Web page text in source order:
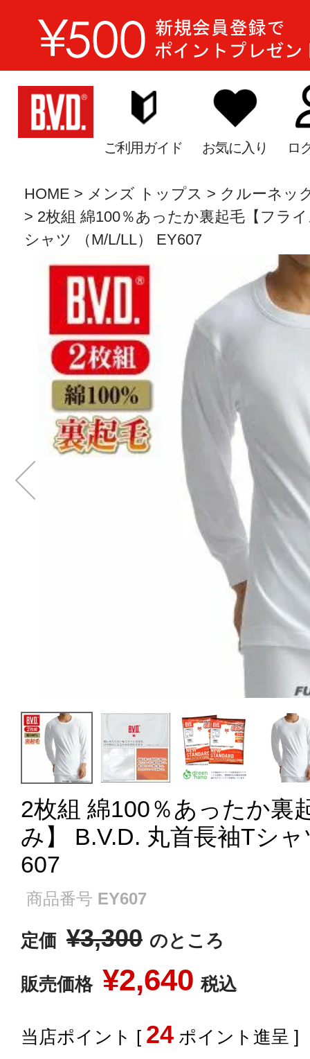
ご利用ガイド お気に入り ロ
HOME メンズ トップス
クルーネッ
2枚組 綿100％あったか裏起毛【フラ
シャツ （M/L/LL） EY607
2枚組 綿100％あったか裏
み】 B.V.D. 丸首長袖Tシ
607
商品番号 EY607
定価 ¥3,300 のところ
販売価格 ¥2,640 税込
[ 24 ポイント進呈 ]